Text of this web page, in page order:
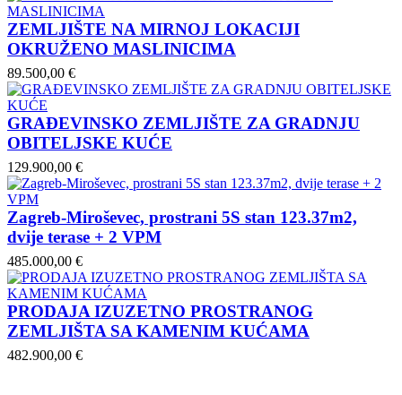
ZEMLJIŠTE NA MIRNOJ LOKACIJI
OKRUŽENO MASLINICIMA
89.500,00 €
GRAĐEVINSKO ZEMLJIŠTE ZA GRADNJU
OBITELJSKE KUĆE
129.900,00 €
Zagreb-Miroševec, prostrani 5S stan 123.37m2,
dvije terase + 2 VPM
485.000,00 €
PRODAJA IZUZETNO PROSTRANOG
ZEMLJIŠTA SA KAMENIM KUĆAMA
482.900,00 €